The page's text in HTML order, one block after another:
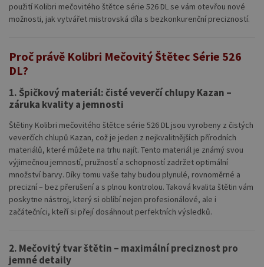
použití Kolibri mečovitého štětce série 526 DL se vám otevřou nové
možnosti, jak vytvářet mistrovská díla s bezkonkurenční precizností.
Proč právě Kolibri Mečovitý Štětec Série 526
DL?
1. Špičkový materiál: čisté veverčí chlupy Kazan –
záruka kvality a jemnosti
Štětiny Kolibri mečovitého štětce série 526 DL jsou vyrobeny z čistých
veverčích chlupů Kazan, což je jeden z nejkvalitnějších přírodních
materiálů, které můžete na trhu najít. Tento materiál je známý svou
výjimečnou jemností, pružností a schopností zadržet optimální
množství barvy. Díky tomu vaše tahy budou plynulé, rovnoměrné a
precizní – bez přerušení a s plnou kontrolou. Taková kvalita štětin vám
poskytne nástroj, který si oblíbí nejen profesionálové, ale i
začátečníci, kteří si přejí dosáhnout perfektních výsledků.
2. Mečovitý tvar štětin – maximální preciznost pro
jemné detaily